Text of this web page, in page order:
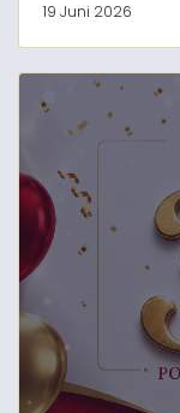
19 Juni 2026